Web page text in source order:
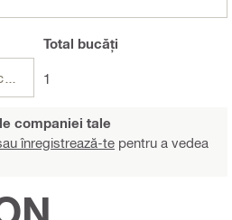
Total bucăți
1
companiei tale
înregistrează-te pentru a vedea